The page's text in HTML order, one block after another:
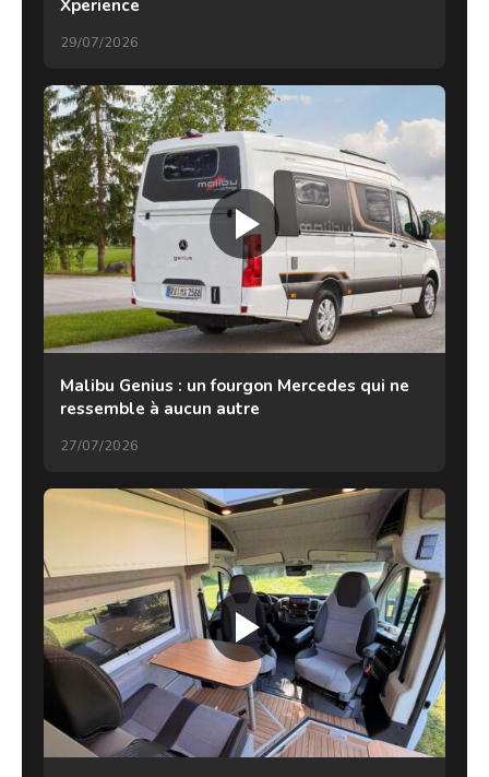
Xperience
29/07/2026
Malibu Genius : un fourgon Mercedes qui ne
ressemble à aucun autre
27/07/2026